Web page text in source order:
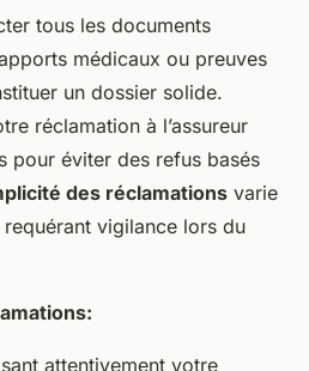
tous les documents
médicaux ou preuves
un dossier solide.
réclamation à l’assureur
pour éviter des refus basés
des réclamations varie
requérant vigilance lors du
attentivement votre